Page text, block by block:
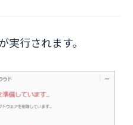
実行されます。